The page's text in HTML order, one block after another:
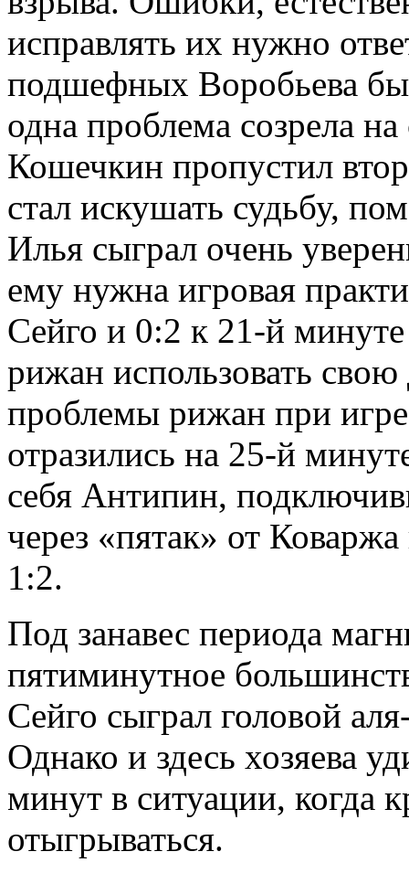
исправлять их нужно
подшефных Воробьева
одна проблема созрела
Кошечкин пропустил
стал искушать судьбу,
Илья сыграл очень
ему нужна игровая
Сейго и 0:2 к 21-й
рижан использовать
проблемы рижан при
отразились на 25-й
себя Антипин,
через «пятак» от
1:2.
Под занавес периода
пятиминутное
Сейго сыграл головой
Однако и здесь хозяева
минут в ситуации, когда
отыгрываться.